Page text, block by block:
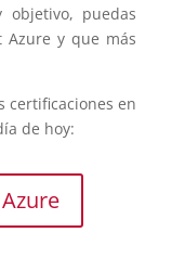
puedas
Azure y que más
certificaciones en
de hoy: